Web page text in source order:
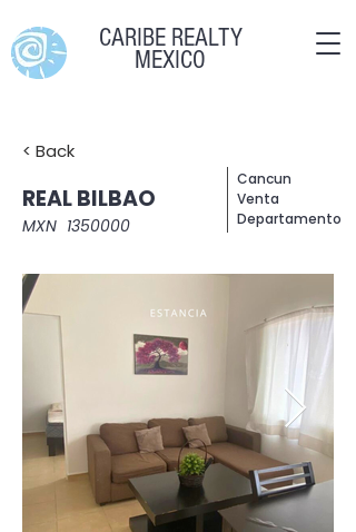
CARIBE REALTY
MEXICO
< Back
REAL BILBAO
MXN 1350000
Cancun
Venta
Departamento